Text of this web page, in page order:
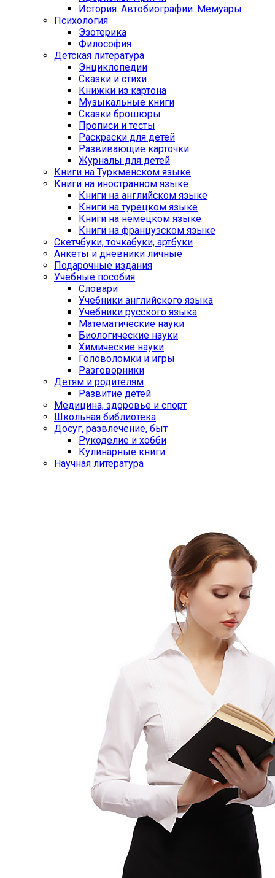
История. Автобиографии. Мемуары
Психология
Эзотерика
Философия
Детская литература
Энциклопедии
Сказки и стихи
Книжки из картона
Музыкальные книги
Сказки брошюры
Прописи и тесты
Раскраски для детей
Развивающие карточки
Журналы для детей
Книги на Туркменском языке
Книги на иностранном языке
Книги на английском языке
Книги на турецком языке
Книги на немецком языке
Книги на французском языке
Cкетчбуки, точкабуки, артбуки
Анкеты и дневники личные
Подарочные издания
Учебные пособия
Словари
Учебники английского языка
Учебники русского языка
Математические науки
Биологические науки
Химические науки
Головоломки и игры
Разговорники
Детям и родителям
Развитие детей
Медицина, здоровье и спорт
Школьная библиотека
Досуг, развлечение, быт
Рукоделие и хобби
Кулинарные книги
Научная литература